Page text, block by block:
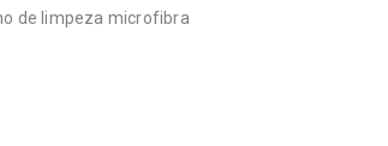
de limpeza microfibra